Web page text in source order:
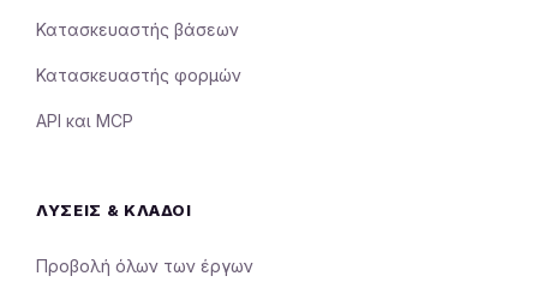
Κατασκευαστής βάσεων
Κατασκευαστής φορμών
API και MCP
ΛΎΣΕΙΣ & ΚΛΆΔΟΙ
Προβολή όλων των έργων